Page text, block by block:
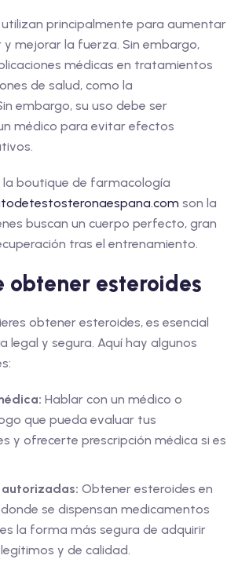
utilizan principalmente para aumentar
mejorar la fuerza. Sin embargo,
médicas en tratamientos
de salud, como la
embargo, su uso debe ser
médico para evitar efectos
la boutique de farmacología
son la
buscan un cuerpo perfecto, gran
tras el entrenamiento.
obtener esteroides
obtener esteroides, es esencial
legal y segura. Aquí hay algunos
Hablar con un médico o
que pueda evaluar tus
y ofrecerte prescripción médica si es
autorizadas: Obtener esteroides en
se dispensan medicamentos
la forma más segura de adquirir
y de calidad.